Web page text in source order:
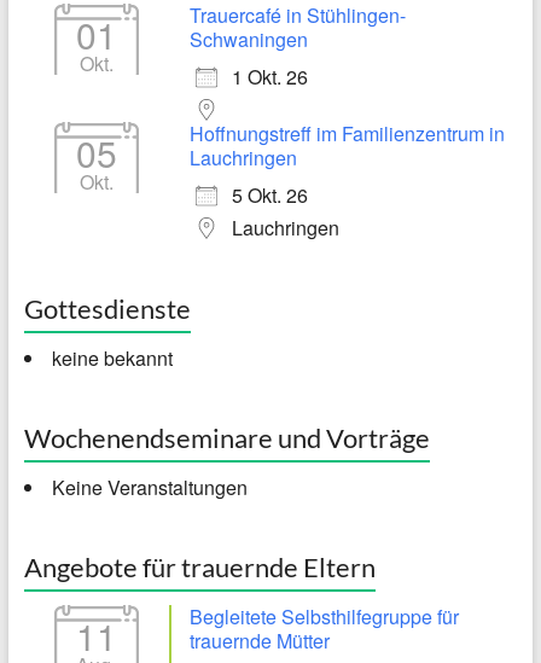
01
Okt.
Trauercafé in Stühlingen-
Schwaningen
1 Okt. 26
05
Okt.
Hoffnungstreff im Familienzentrum in
Lauchringen
5 Okt. 26
Lauchringen
Gottesdienste
keine bekannt
Wochenendseminare und Vorträge
Keine Veranstaltungen
Angebote für trauernde Eltern
11
Begleitete Selbsthilfegruppe für
trauernde Mütter